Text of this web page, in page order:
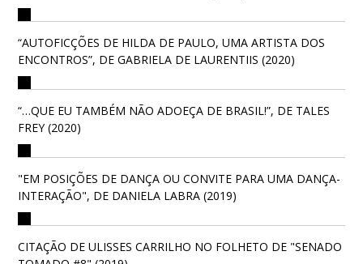
“AUTOFICÇÕES DE HILDA DE PAULO, UMA ARTISTA DOS
ENCONTROS”, DE GABRIELA DE LAURENTIIS (2020)
“…QUE EU TAMBÉM NÃO ADOEÇA DE BRASIL!”, DE TALES
FREY (2020)
"EM POSIÇÕES DE DANÇA OU CONVITE PARA UMA DANÇA-
INTERAÇÃO", DE DANIELA LABRA (2019)
CITAÇÃO DE ULISSES CARRILHO NO FOLHETO DE "SENADO